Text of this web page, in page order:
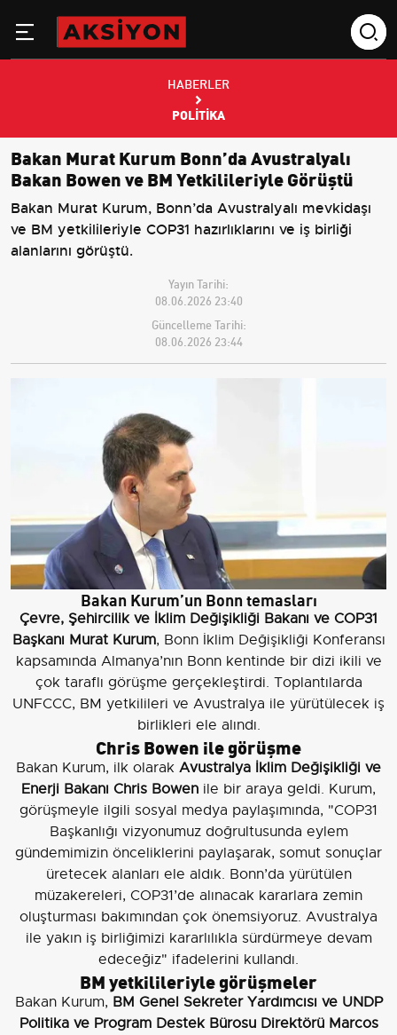
HABERLER
POLITIKA
Bakan Murat Kurum Bonn’da Avustralyalı
Bakan Bowen ve BM Yetkilileriyle Görüştü
Bakan Murat Kurum, Bonn’da Avustralyalı mevkidaşı
ve BM yetkilileriyle COP31 hazırlıklarını ve iş birliği
alanlarını görüştü.
Yayın Tarihi:
08.06.2026 23:40
Güncelleme Tarihi:
08.06.2026 23:44
Bakan Kurum’un Bonn temasları
Çevre, Şehircilik ve İklim Değişikliği Bakanı ve COP31
Başkanı Murat Kurum, Bonn İklim Değişikliği Konferansı
kapsamında Almanya’nın Bonn kentinde bir dizi ikili ve
çok taraflı görüşme gerçekleştirdi. Toplantılarda
UNFCCC, BM yetkilileri ve Avustralya ile yürütülecek iş
birlikleri ele alındı.
Chris Bowen ile görüşme
Bakan Kurum, ilk olarak Avustralya İklim Değişikliği ve
Enerji Bakanı Chris Bowen ile bir araya geldi. Kurum,
görüşmeyle ilgili sosyal medya paylaşımında, "COP31
Başkanlığı vizyonumuz doğrultusunda eylem
gündemimizin önceliklerini paylaşarak, somut sonuçlar
üretecek alanları ele aldık. Bonn’da yürütülen
müzakereleri, COP31’de alınacak kararlara zemin
oluşturması bakımından çok önemsiyoruz. Avustralya
ile yakın iş birliğimizi kararlılıkla sürdürmeye devam
edeceğiz" ifadelerini kullandı.
BM yetkilileriyle görüşmeler
Bakan Kurum, BM Genel Sekreter Yardımcısı ve UNDP
Politika ve Program Destek Bürosu Direktörü Marcos